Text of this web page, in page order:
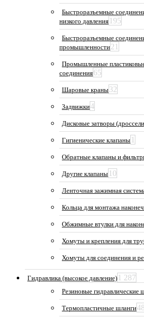
Быстроразъемные
низкого давления 195
Быстроразъемные
промышленности21
Промышленные
соединения65
Шаровые краны32
Задвижки4
Дисковые затворы
Гигиенические клапаны 1
Обратные клапаны и
Другие клапаны 10
Ленточная зажимная
Кольца для монтажа
Обжимные втулки для
Хомуты и крепления для
Хомуты для соединения и
Гидравлика (высокое давление) 1 287
Резиновые гидравлические
Термопластичные шланги48